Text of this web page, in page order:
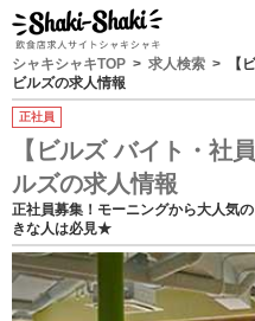
シャキシャキTOP 求人検索
【
ビルズの求人情報
正社員
【ビルズ バイト・社
ルズの求人情報
正社員募集！モーニングから大人気
きな人は必見★